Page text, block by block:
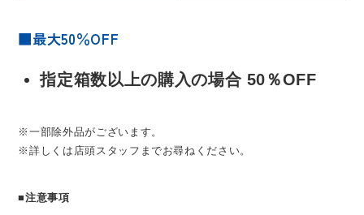
■最大50％OFF
指定箱数以上の購入の場合 50％OFF
※一部除外品がございます。
※詳しくは店頭スタッフまでお尋ねください。
■注意事項